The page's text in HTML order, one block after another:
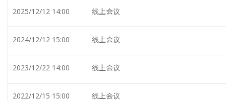
2025/12/12 14:00 线上会议
2024/12/12 15:00 线上会议
2023/12/22 14:00 线上会议
2022/12/15 15:00 线上会议